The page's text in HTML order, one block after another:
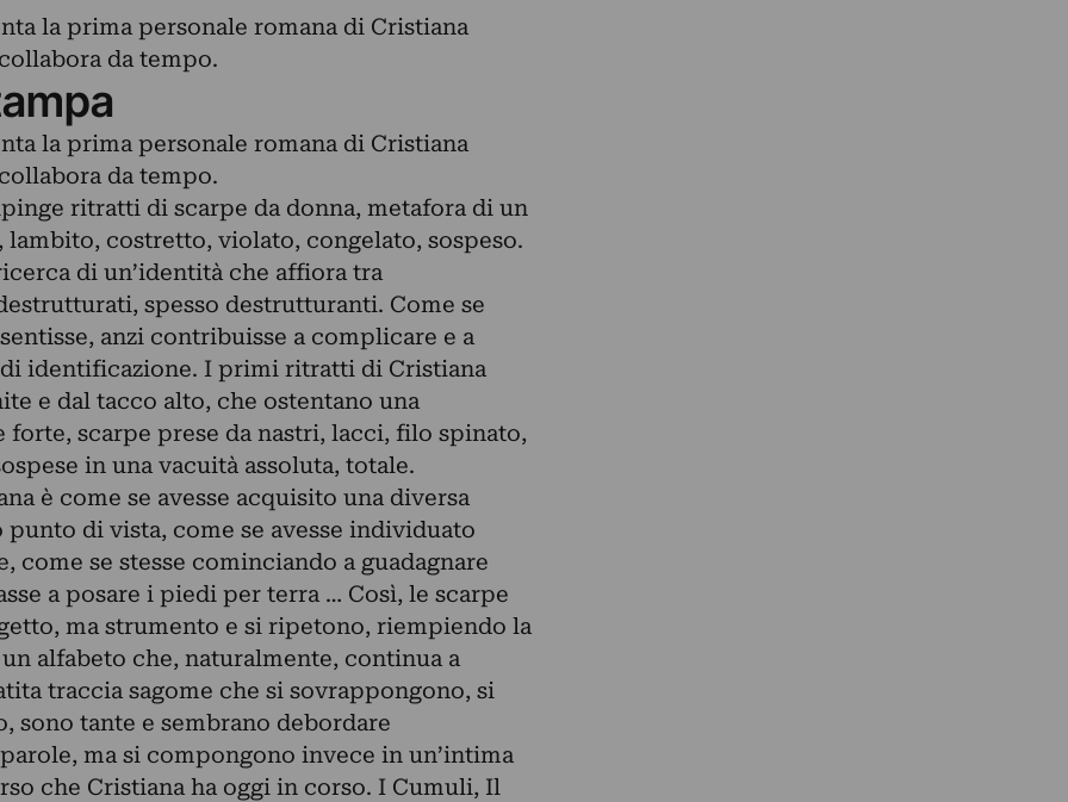
la prima personale romana di Cristiana
da tempo.
la prima personale romana di Cristiana
da tempo.
ritratti di scarpe da donna, metafora di un
costretto, violato, congelato, sospeso.
di un’identità che affiora tra
spesso destrutturanti. Come se
anzi contribuisse a complicare e a
identificazione. I primi ritratti di Cristiana
e dal tacco alto, che ostentano una
scarpe prese da nastri, lacci, filo spinato,
in una vacuità assoluta, totale.
è come se avesse acquisito una diversa
punto di vista, come se avesse individuato
come se stesse cominciando a guadagnare
a posare i piedi per terra … Così, le scarpe
ma strumento e si ripetono, riempiendo la
alfabeto che, naturalmente, continua a
traccia sagome che si sovrappongono, si
sono tante e sembrano debordare
ma si compongono invece in un’intima
che Cristiana ha oggi in corso. I Cumuli, Il